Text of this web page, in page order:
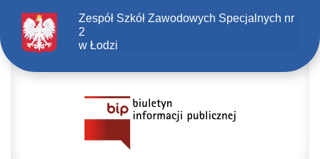
Zespół Szkół Zawodowych Specjalnych nr
2
w Łodzi